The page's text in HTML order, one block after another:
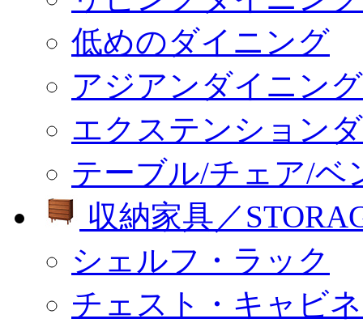
低めのダイニング
アジアンダイニング
エクステンション
テーブル/チェア/ベ
収納家具／
シェルフ・ラック
チェスト・キャビ